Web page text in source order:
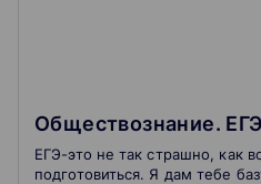
Обществознание.
ЕГЭ-это не так страшно, как
подготовиться. Я дам тебе